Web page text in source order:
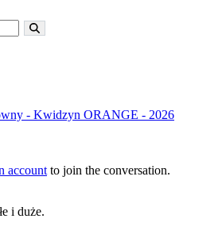
- Kwidzyn ORANGE - 2026
account to join the conversation.
i duże.